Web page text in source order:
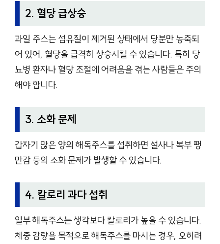
2. 혈당 급상승
과일 주스는 섬유질이 제거된 상태에서 당분만 농축되
어 있어, 혈당을 급격히 상승시킬 수 있습니다. 특히 당
뇨병 환자나 혈당 조절에 어려움을 겪는 사람들은 주의
해야 합니다.
3. 소화 문제
갑자기 많은 양의 해독주스를 섭취하면 설사나 복부 팽
만감 등의 소화 문제가 발생할 수 있습니다.
4. 칼로리 과다 섭취
일부 해독주스는 생각보다 칼로리가 높을 수 있습니다.
체중 감량을 목적으로 해독주스를 마시는 경우, 오히려